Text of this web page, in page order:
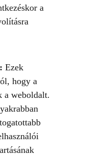
a
Ezek
hogy a
a weboldalt.